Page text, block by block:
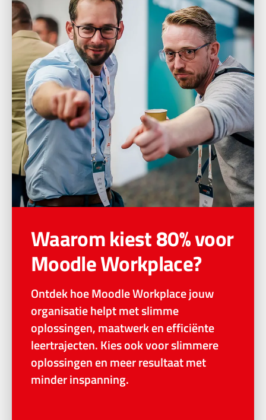
Waarom kiest 80% voor
Moodle Workplace?
Ontdek hoe Moodle Workplace jouw
organisatie helpt met slimme
oplossingen, maatwerk en efficiënte
leertrajecten. Kies ook voor slimmere
oplossingen en meer resultaat met
minder inspanning.